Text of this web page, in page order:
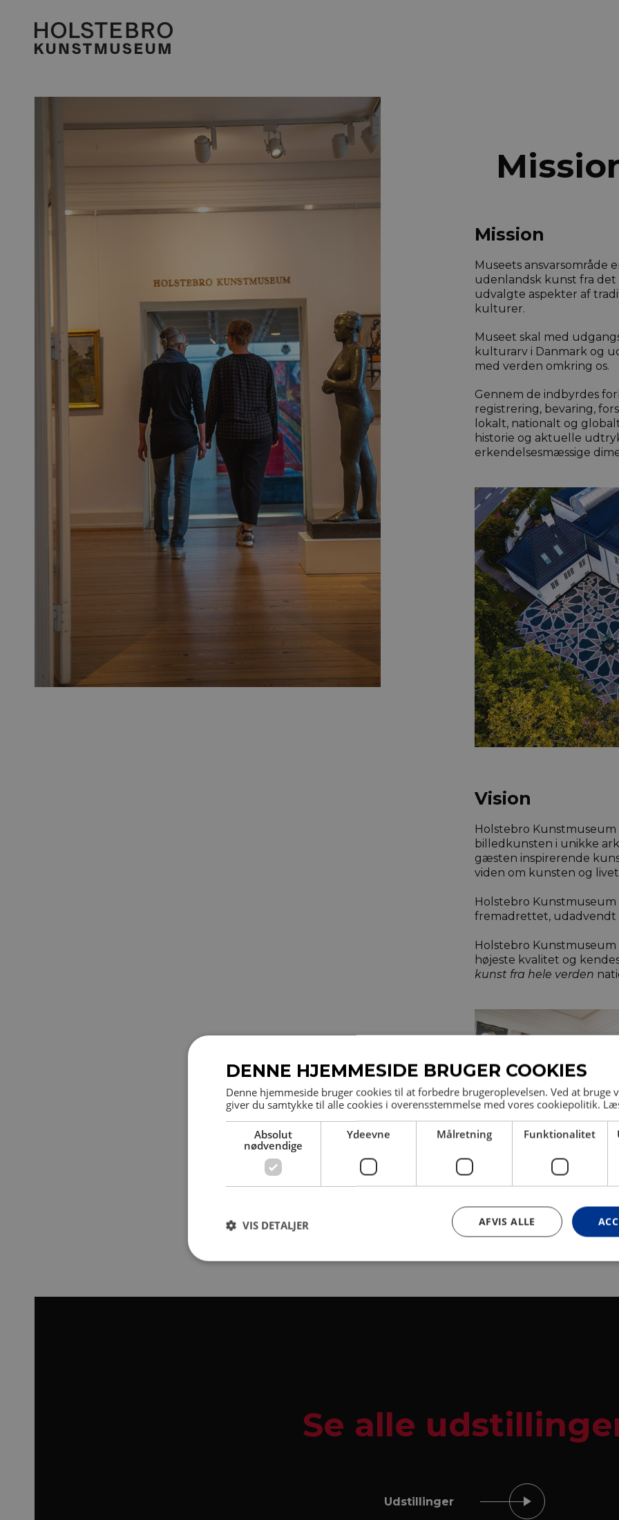
Mission
Museets ansvarsområde
udenlandsk kunst fra
udvalgte aspekter af
kulturer.
Museet skal med
kulturarv i Danmark og
med verden omkring os.
Gennem de indbyrdes
registrering, bevaring,
lokalt, nationalt og
historie og aktuelle
erkendelsesmæssige
Vision
Holstebro
billedkunsten i unikke
gæsten inspirerende
viden om kunsten og
Holstebro
fremadrettet, udadvendt
Holstebro Kunstmuseum
højeste kvalitet og
kunst fra hele verden
Se alle
Udstillinger
DENNE HJEMMESIDE BRUGER COOKIES
Denne hjemmeside bruger cookies til at forbedre brugeroplevelsen. Ved at bruge
giver du samtykke til alle cookies i overensstemmelse med vores cookiepolitik.
Absolut
nødvendige
Ydeevne Målretning Funktionalitet
AFVIS ALLE
VIS DETALJER